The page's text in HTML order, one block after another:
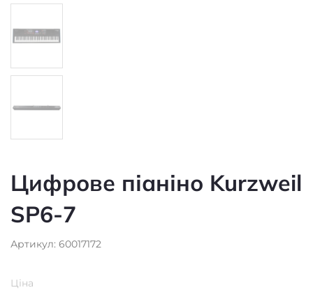
Цифрове піаніно Kurzweil
SP6-7
Артикул: 60017172
Ціна
58840